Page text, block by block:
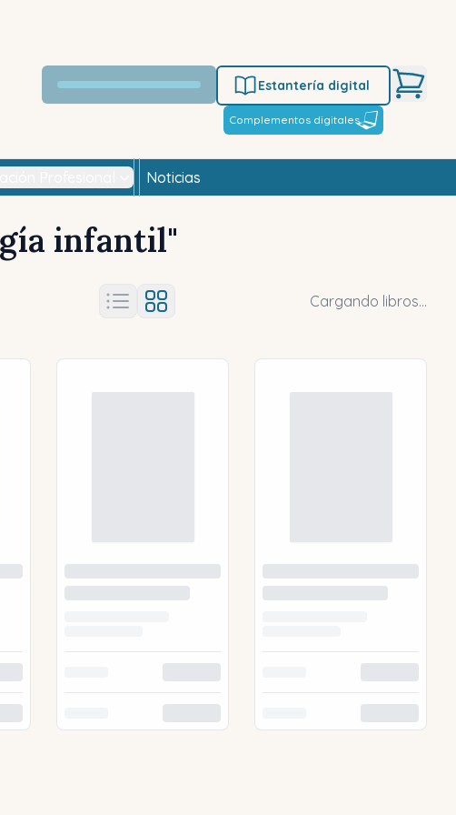
Estantería digital
Complementos digitales
Noticias
infantil"
Cargando libros...